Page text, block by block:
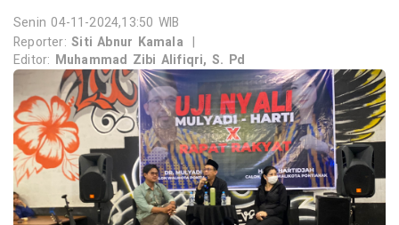
Senin 04-11-2024,13:50 WIB
Reporter:Siti Abnur Kamala |
Editor: Muhammad Zibi Alifiqri, S. Pd